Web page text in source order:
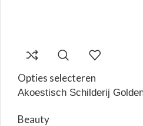
Opties selecteren
Akoestisch Schilderij
Beauty